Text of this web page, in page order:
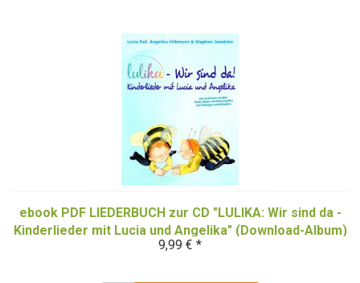
ebook PDF LIEDERBUCH zur CD "LULIKA: Wir sind da -
Kinderlieder mit Lucia und Angelika" (Download-Album)
9,99 € *